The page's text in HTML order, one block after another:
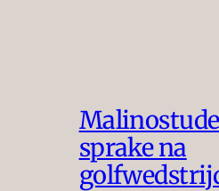
sprake na